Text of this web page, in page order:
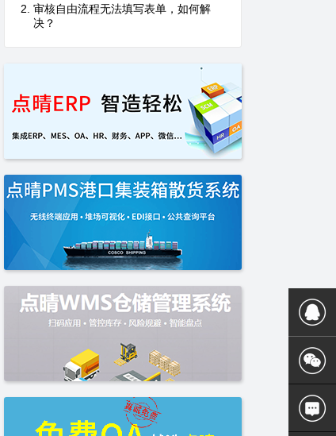
审核自由流程无法填写表单，如何解
决？